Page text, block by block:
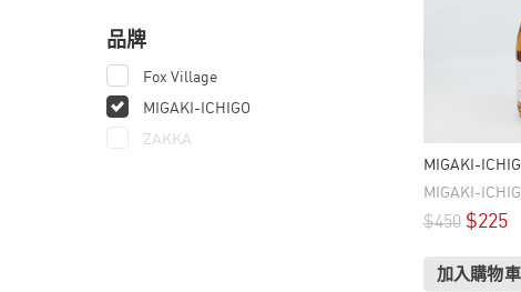
品牌
Fox Village
MIGAKI-ICHIGO
ZAKKA
MIGAKI-
720ml
MIGAKI-
$450 $225
加入購物車